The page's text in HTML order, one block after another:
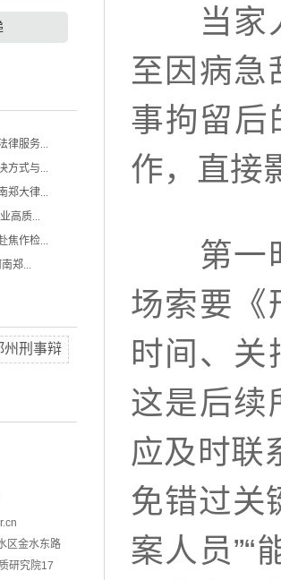
律服务...
方式与...
郑大律...
高质...
焦作检...
郑...
州刑事辩
区金水东路
研究院17
当家人
至因病急
事拘留后
作，直接
第一时
场索要《
时间、
这是后续
应及时联
免错过关
案人员”“